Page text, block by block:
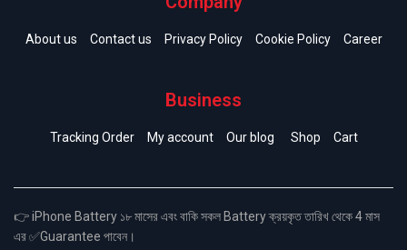
About us Contact us Privacy Policy Cookie Policy Career
Business
Tracking Order My account Our blog Shop Cart
👉 iPhone Battery ১৮ মাসের এবং বাকি সকল Battery ক্রয়কৃত তারিখ থেকে 4 মাস
এর ✅Guarantee পাবেন।